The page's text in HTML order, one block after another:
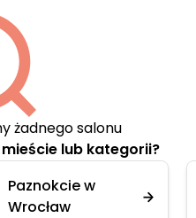
żadnego salonu
lub kategorii?
Paznokcie w
Wrocław